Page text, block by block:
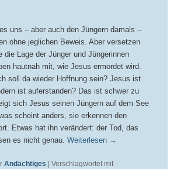
uns – aber auch den Jüngern damals –
ohne jeglichen Beweis. Aber versetzen
die Lage der Jünger und Jüngerinnen
hautnah mit, wie Jesus ermordet wird.
soll da wieder Hoffnung sein? Jesus ist
ist auferstanden? Das ist schwer zu
sich Jesus seinen Jüngern auf dem See
scheint anders, sie erkennen den
Etwas hat ihn verändert: der Tod, das
es nicht genau. Weiterlesen →
Andächtiges
Verschlagwortet mit